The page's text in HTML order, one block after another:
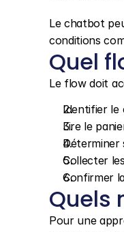
Le chatbot
conditions
Quel
Le flow doit
Identifier le
Lire le
Déterminer
Collecter
Confirmer
Quels
Pour une